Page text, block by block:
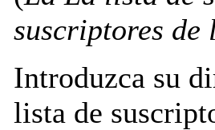
suscriptores de
Introduzca su
lista de